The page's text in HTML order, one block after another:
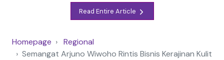
Read Entire Article
Homepage
Regional
Semangat Arjuno Wiwoho Rintis Bisnis Kerajinan Kulit